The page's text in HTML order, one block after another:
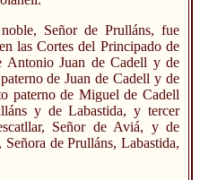
Señor de Prulláns, fue
las Cortes del Principado de
Antonio Juan de Cadell y de
de Juan de Cadell y de
paterno de Miguel de Cadell
y de Labastida, y tercer
Señor de Aviá, y de
de Prulláns, Labastida,